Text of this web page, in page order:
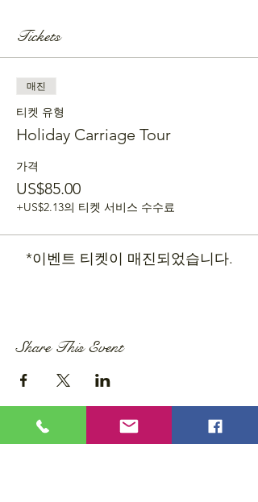
Tickets
매진
티켓 유형
Holiday Carriage Tour
가격
US$85.00
+US$2.13의 티켓 서비스 수수료
*이벤트 티켓이 매진되었습니다.
Share This Event